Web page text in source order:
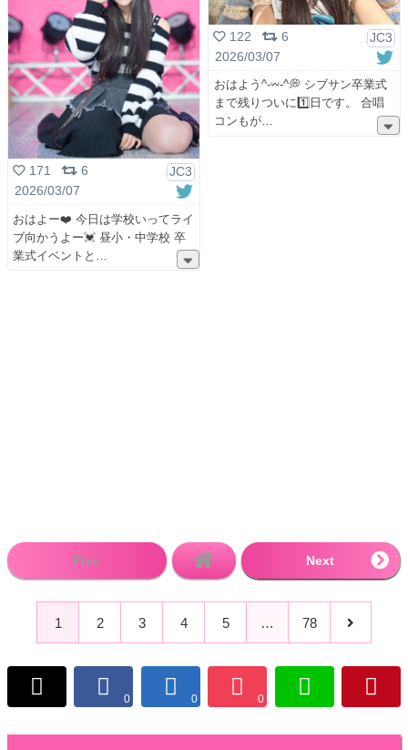
171 6
JC3
2026/03/07
おはよー❤️ 今日は学校いってライ
ブ向かうよー💓 昼小・中学校 卒
業式イベントと
122 6
JC3
2026/03/07
おはよう^-𖥦-^💭 シブサン卒業式
まで残りついに1️⃣日です。 合唱
コンもが
Prev Next
1 2 3 4 5 … 78
0 0 0